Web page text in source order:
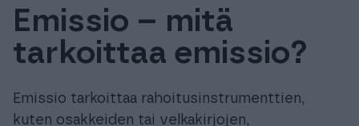
Tuki & Koulutus
Emissio – mitä
tarkoittaa emissio?
Emissio tarkoittaa rahoitusinstrumenttien,
kuten osakkeiden tai velkakirjojen,